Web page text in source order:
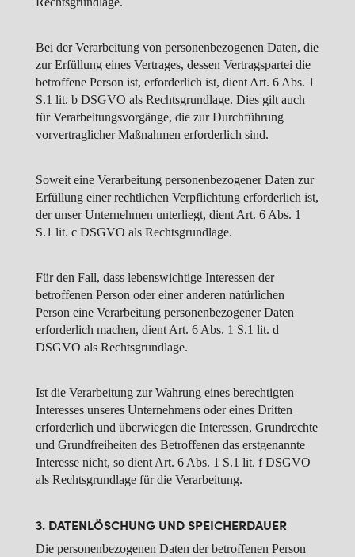
Bei der Verarbeitung von personenbezogenen Daten, die
zur Erfüllung eines Vertrages, dessen Vertragspartei die
betroffene Person ist, erforderlich ist, dient Art. 6 Abs. 1
S.1 lit. b DSGVO als Rechtsgrundlage. Dies gilt auch
für Verarbeitungsvorgänge, die zur Durchführung
vorvertraglicher Maßnahmen erforderlich sind.
Soweit eine Verarbeitung personenbezogener Daten zur
Erfüllung einer rechtlichen Verpflichtung erforderlich ist,
der unser Unternehmen unterliegt, dient Art. 6 Abs. 1
S.1 lit. c DSGVO als Rechtsgrundlage.
Für den Fall, dass lebenswichtige Interessen der
betroffenen Person oder einer anderen natürlichen
Person eine Verarbeitung personenbezogener Daten
erforderlich machen, dient Art. 6 Abs. 1 S.1 lit. d
DSGVO als Rechtsgrundlage.
Ist die Verarbeitung zur Wahrung eines berechtigten
Interesses unseres Unternehmens oder eines Dritten
erforderlich und überwiegen die Interessen, Grundrechte
und Grundfreiheiten des Betroffenen das erstgenannte
Interesse nicht, so dient Art. 6 Abs. 1 S.1 lit. f DSGVO
als Rechtsgrundlage für die Verarbeitung.
3. DATENLÖSCHUNG UND SPEICHERDAUER
Die personenbezogenen Daten der betroffenen Person